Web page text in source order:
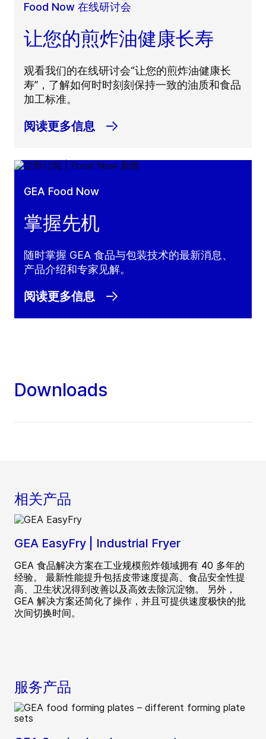
Food Now 在线研讨会
让您的煎炸油健康长寿
观看我们的在线研讨会“让您的煎炸油健康长
寿”，了解如何时时刻刻保持一致的油质和食品
加工标准。
阅读更多信息
GEA Food Now
掌握先机
随时掌握 GEA 食品与包装技术的最新消息、
产品介绍和专家见解。
阅读更多信息
Downloads
相关产品
GEA EasyFry | Industrial Fryer
GEA 食品解决方案在工业规模煎炸领域拥有 40 多年的
经验。 最新性能提升包括皮带速度提高、食品安全性提
高、卫生状况得到改善以及高效去除沉淀物。 另外，
GEA 解决方案还简化了操作，并且可提供速度极快的批
次间切换时间。
服务产品